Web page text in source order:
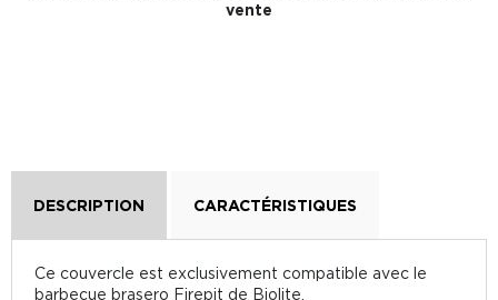
vente
DESCRIPTION CARACTÉRISTIQUES
Ce couvercle est exclusivement compatible avec le
barbecue brasero Firepit de Biolite.